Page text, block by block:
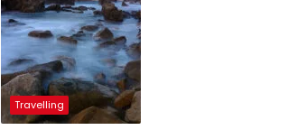
Travelling